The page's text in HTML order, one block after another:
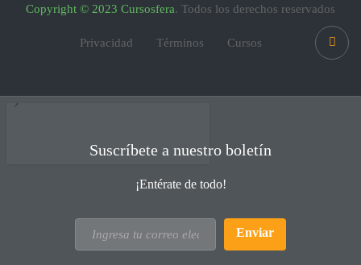
Copyright © 2023 Cursosfera. Todos los derechos reservados
Privacidad Términos Cursos
Suscríbete a nuestro boletín
¡Entérate de todo!